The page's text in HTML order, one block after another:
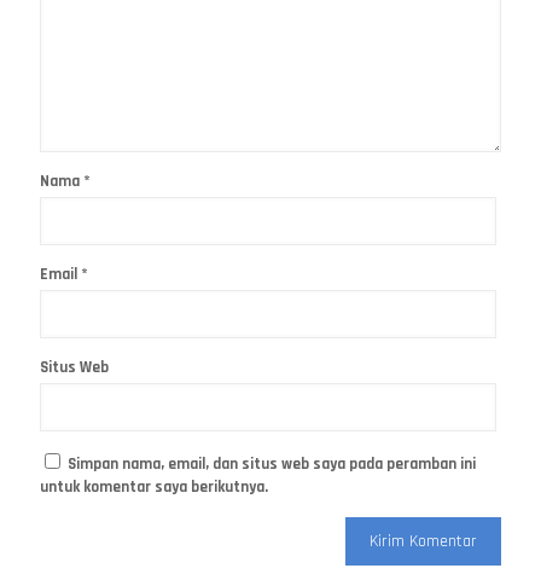
Nama *
Email *
Situs Web
Simpan nama, email, dan situs web saya pada peramban ini
untuk komentar saya berikutnya.